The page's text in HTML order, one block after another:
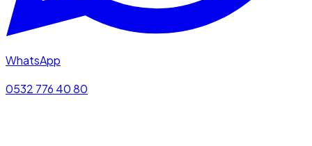
WhatsApp
0532 776 40 80